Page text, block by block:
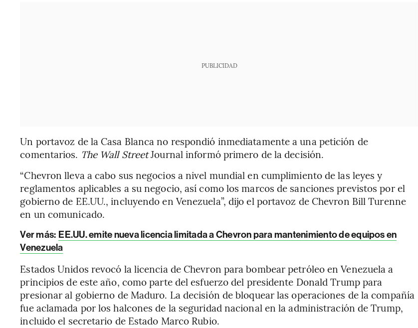
PUBLICIDAD
Un portavoz de la Casa Blanca no respondió inmediatamente a una petición de
comentarios. The Wall StreetJournal informó primero de la decisión.
“Chevron lleva a cabo sus negocios a nivel mundial en cumplimiento de las leyes y
reglamentos aplicables a su negocio, así como los marcos de sanciones previstos por el
gobierno de EE.UU., incluyendo en Venezuela”, dijo el portavoz de Chevron Bill Turenne
en un comunicado.
Ver más: EE.UU. emite nueva licencia limitada a Chevron para mantenimiento de equipos en
Venezuela
Estados Unidos revocó la licencia de Chevron para bombear petróleo en Venezuela a
principios de este año, como parte del esfuerzo del presidente Donald Trump para
presionar al gobierno de Maduro. La decisión de bloquear las operaciones de la compañía
fue aclamada por los halcones de la seguridad nacional en la administración de Trump,
incluido el secretario de Estado Marco Rubio.